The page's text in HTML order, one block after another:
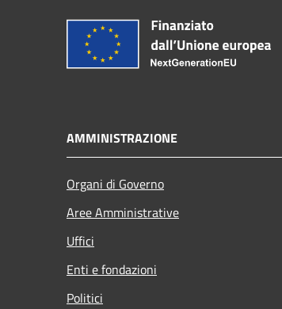
AMMINISTRAZIONE
Organi di Governo
Aree Amministrative
Uffici
Enti e fondazioni
Politici